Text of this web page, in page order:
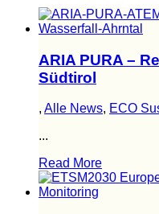
ARIA PURA –
Südtirol
, Alle News, ECO
...
Read More